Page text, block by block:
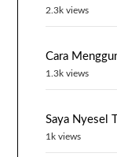
2.3k views
Cara
1.3k views
Saya Nyesel
1k views